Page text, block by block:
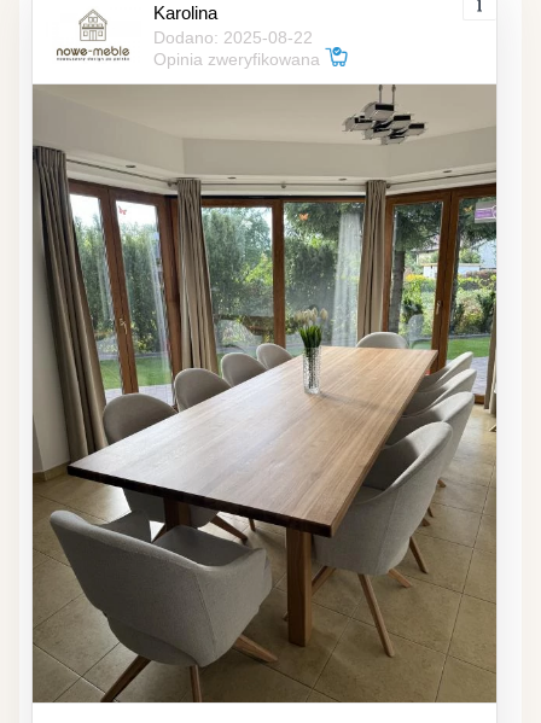
Karolina
Dodano: 2025-08-22
Opinia zweryfikowana